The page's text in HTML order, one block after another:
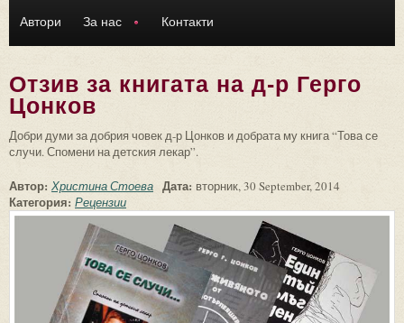
Автори За нас Контакти
Отзив за книгата на д-р Герго
Цонков
Добри думи за добрия човек д-р Цонков и добрата му книга “Това се
случи. Спомени на детския лекар”.
Автор: Христина Стоева Дата: вторник, 30 September, 2014
Категория: Рецензии